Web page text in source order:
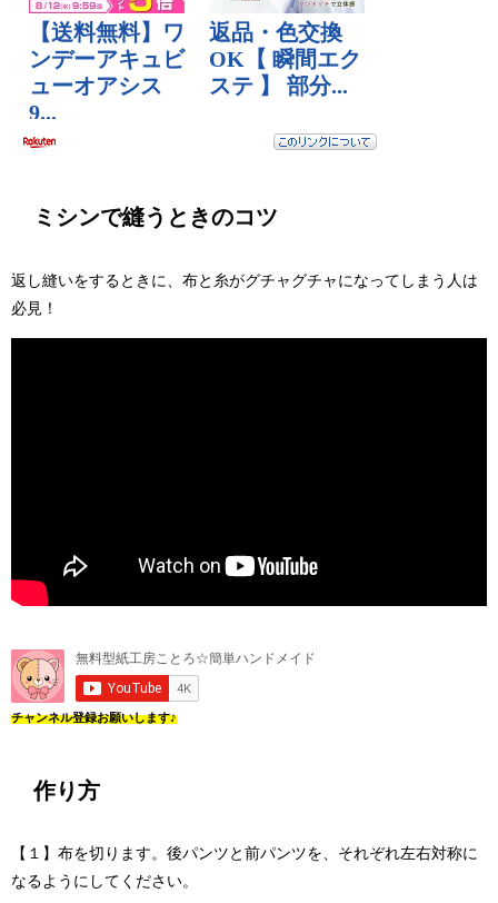
ミシンで縫うときのコツ
返し縫いをするときに、布と糸がグチャグチャになってしまう人は
必見！
チャンネル登録お願いします♪
作り方
【１】布を切ります。後パンツと前パンツを、それぞれ左右対称に
なるようにしてください。